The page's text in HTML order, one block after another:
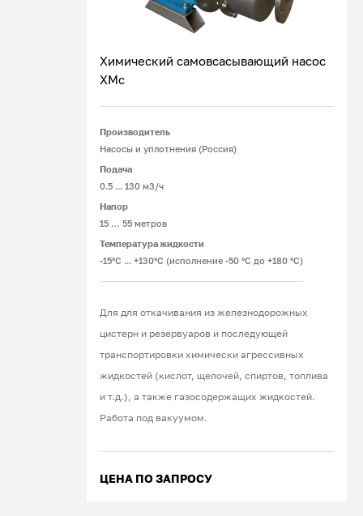
Химический самовсасывающий насос
ХМс
Производитель
Насосы и уплотнения (Россия)
Подача
0.5 ... 130 м3/ч
Напор
15 … 55 метров
Температура жидкости
-15°С ... +130°С (исполнение -50 °С до +180 °С)
Для для откачивания из железнодорожных
цистерн и резервуаров и последующей
транспортировки химически агрессивных
жидкостей (кислот, щелочей, спиртов, топлива
и т.д.), а также газосодержащих жидкостей.
Работа под вакуумом.
ЦЕНА ПО ЗАПРОСУ